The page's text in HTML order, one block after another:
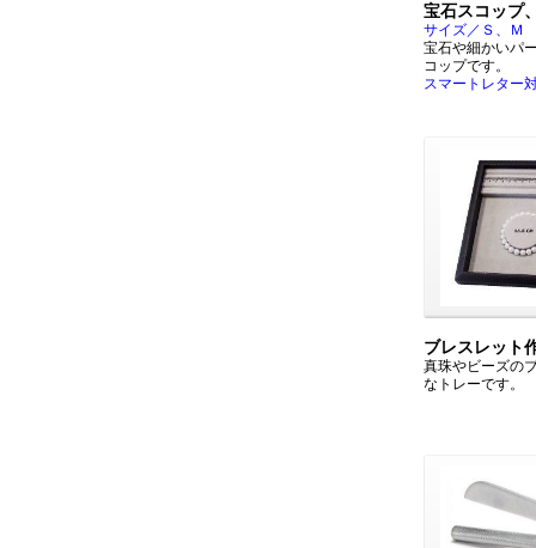
宝石スコップ
サイズ／Ｓ、Ｍ
宝石や細かいパ
コップです。
スマートレター
ブレスレット
真珠やビーズの
なトレーです。